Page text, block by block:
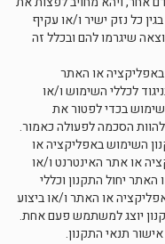
כל נזק ישיר ו/או עקיף
שיגרמו להם ובכלל זה
או האתר
לכללי השימוש ו/או
בכדי לפטור את
הסכמה לפעולה כאמור.
השימוש באפליקציה או
או אתר האינטרנט ו/או
יחול התקנון וכללי
או האתר ו/או ביצוע
יוצג למשתמש פעם אחת.
תנאי התקנון.